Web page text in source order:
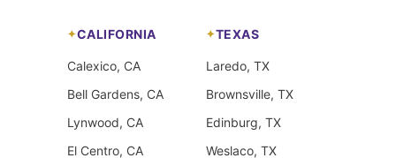
CALIFORNIA
Calexico, CA
Bell Gardens, CA
Lynwood, CA
El Centro, CA
TEXAS
Laredo, TX
Brownsville, TX
Edinburg, TX
Weslaco, TX